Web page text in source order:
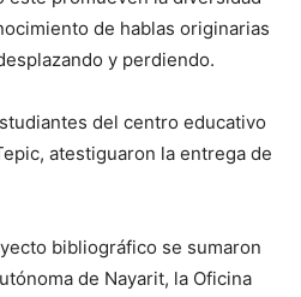
de hablas originarias
y perdiendo.
del centro educativo
atestiguaron la entrega de
bibliográfico se sumaron
de Nayarit, la Oficina